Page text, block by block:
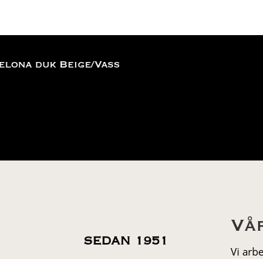
duk Beige/Vass
SEDAN 1951
Vi